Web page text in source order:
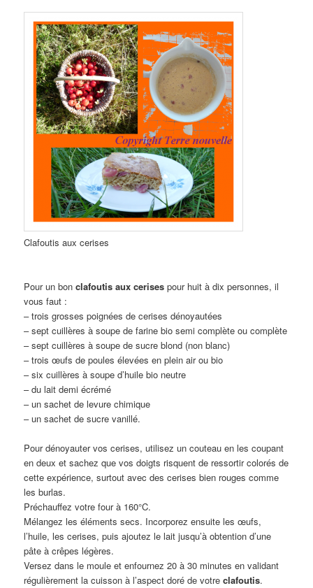
Clafoutis aux cerises
Pour un bonclafoutis aux cerises pour huit à dix personnes, il
vous faut :
– trois grosses poignées de cerises dénoyautées
– sept cuillères à soupe de farine bio semi complète ou complète
– sept cuillères à soupe de sucre blond (non blanc)
– trois œufs de poules élevées en plein air ou bio
– six cuillères à soupe d’huile bio neutre
– du lait demi écrémé
– un sachet de levure chimique
– un sachet de sucre vanillé.
Pour dénoyauter vos cerises, utilisez un couteau en les coupant
en deux et sachez que vos doigts risquent de ressortir colorés de
cette expérience, surtout avec des cerises bien rouges comme
les burlas.
Préchauffez votre four à 160°C.
Mélangez les éléments secs. Incorporez ensuite les œufs,
l’huile, les cerises, puis ajoutez le lait jusqu’à obtention d’une
pâte à crêpes légères.
Versez dans le moule et enfournez 20 à 30 minutes en validant
régulièrement la cuisson à l’aspect doré de votreclafoutis.